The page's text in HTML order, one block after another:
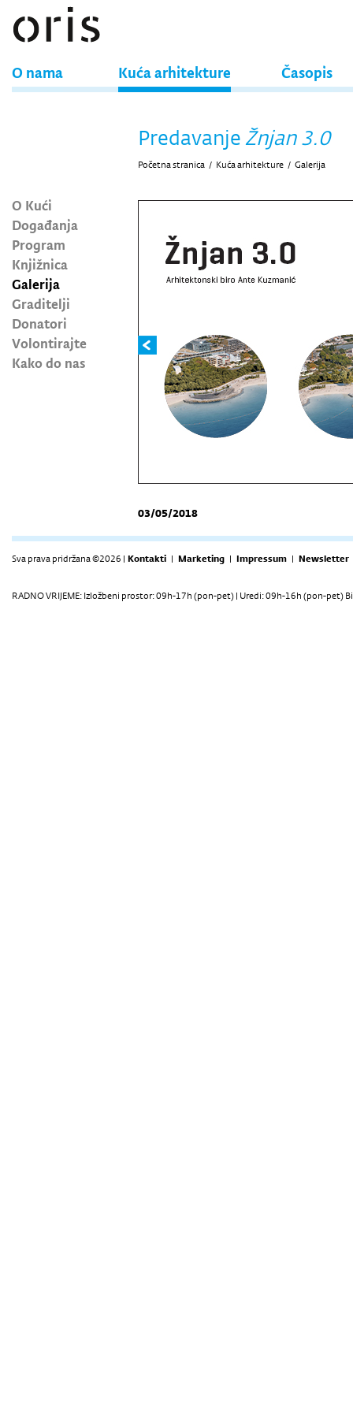
O nama Kuća arhitekture Časopis
O Kući
Događanja
Program
Knjižnica
Galerija
Graditelji
Donatori
Volontirajte
Kako do nas
PredavanjeŽnjan 3.0
Početna stranica / Kuća arhitekture / Galerija
03/05/2018
Sva prava pridržana ©2026 | Kontakti | Marketing | Impressum | Newsletter
RADNO VRIJEME: Izložbeni prostor: 09h-17h (pon-pet) | Uredi: 09h-16h (pon-pet)